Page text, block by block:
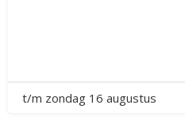
t/m zondag 16 augustus